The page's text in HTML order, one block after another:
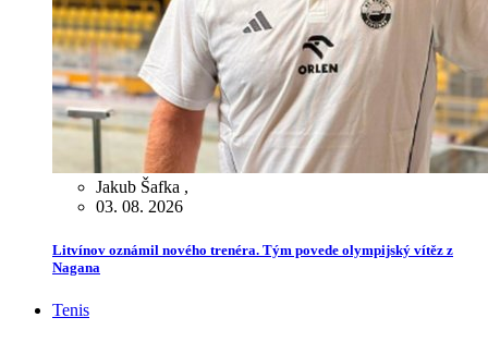
Jakub Šafka ,
03. 08. 2026
Litvínov oznámil nového trenéra. Tým povede olympijský vítěz z
Nagana
Tenis